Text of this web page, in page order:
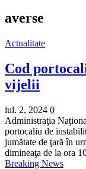
averse
Actualitate
Cod
vijelii
iul. 2, 2024 0
Administraţia
portocaliu de
jumătate de ţară în
dimineaţa de la ora
Breaking News